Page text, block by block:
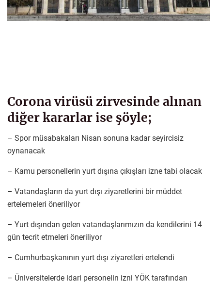
Corona virüsü zirvesinde alınan
diğer kararlar ise şöyle;
– Spor müsabakaları Nisan sonuna kadar seyircisiz
oynanacak
– Kamu personellerin yurt dışına çıkışları izne tabi olacak
– Vatandaşların da yurt dışı ziyaretlerini bir müddet
ertelemeleri öneriliyor
– Yurt dışından gelen vatandaşlarımızın da kendilerini 14
gün tecrit etmeleri öneriliyor
– Cumhurbaşkanının yurt dışı ziyaretleri ertelendi
– Üniversitelerde idari personelin izni YÖK tarafından